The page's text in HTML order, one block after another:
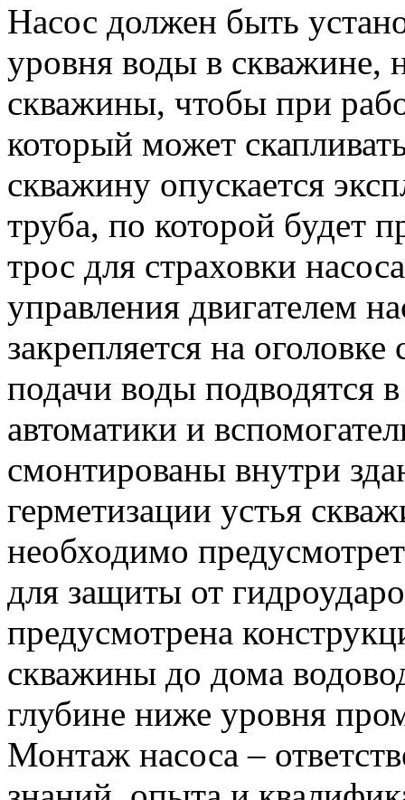
Насос должен быть
уровня воды в скважине,
скважины, чтобы при
который может
скважину опускается
труба, по которой будет
трос для страховки
управления двигателем
закрепляется на
подачи воды подводятся
автоматики и
смонтированы внутри
герметизации устья
необходимо
для защиты от
предусмотрена
скважины до дома
глубине ниже уровня
Монтаж насоса –